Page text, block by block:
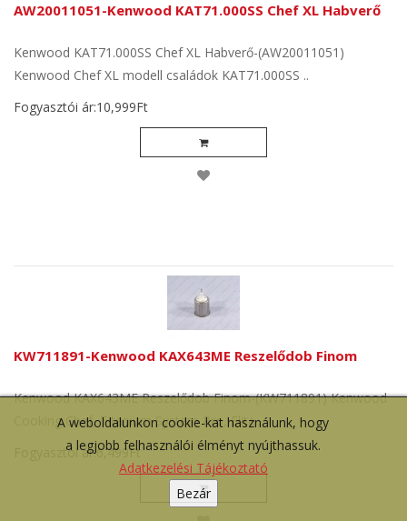
A weboldalunkon cookie-kat használunk, hogy
a legjobb felhasználói élményt nyújthassuk.
Adatkezelési Tájékoztató
Bezár
AW20011051-Kenwood KAT71.000SS Chef XL Habverő
Kenwood KAT71.000SS Chef XL Habverő-(AW20011051)
Kenwood Chef XL modell családok KAT71.000SS ..
Fogyasztói ár:10,999Ft
KW711891-Kenwood KAX643ME Reszelődob Finom
Kenwood KAX643ME Reszelődob Finom-(KW711891) Kenwood
Cooking Chef, Titanium System Pro, Elite..
Fogyasztói ár:6,499Ft